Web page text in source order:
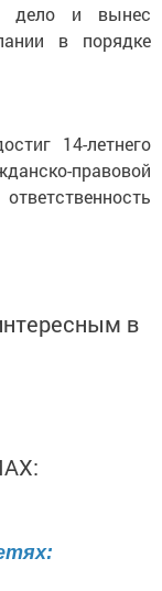
дело и вынес
в порядке
14-летнего
правовой
в